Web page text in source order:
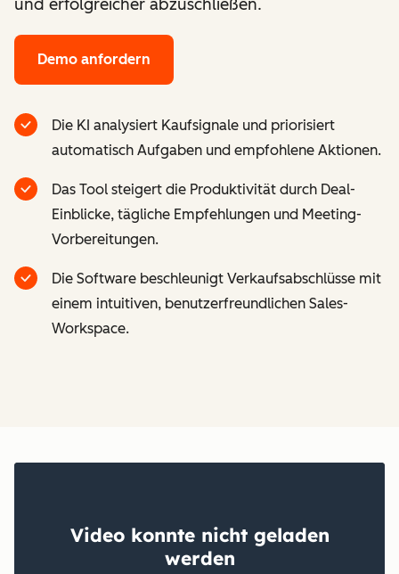
und erfolgreicher abzuschließen.
Demo anfordern
Die KI analysiert Kaufsignale und priorisiert
automatisch Aufgaben und empfohlene Aktionen.
Das Tool steigert die Produktivität durch Deal-
Einblicke, tägliche Empfehlungen und Meeting-
Vorbereitungen.
Die Software beschleunigt Verkaufsabschlüsse mit
einem intuitiven, benutzerfreundlichen Sales-
Workspace.